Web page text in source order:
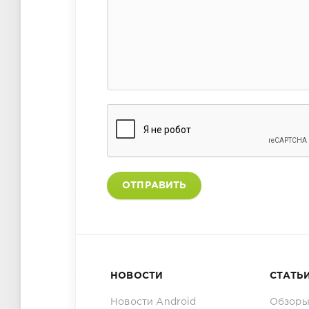
ОТПРАВИТЬ
НОВОСТИ
Новости Android
СТАТЬИ
Обзоры